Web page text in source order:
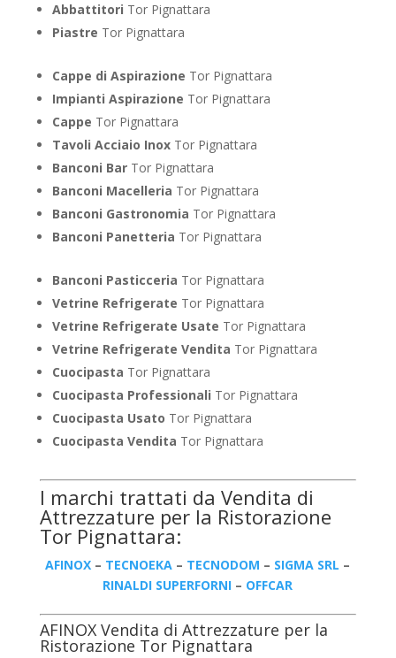
Abbattitori Tor Pignattara
Piastre Tor Pignattara
Cappe di Aspirazione Tor Pignattara
Impianti Aspirazione Tor Pignattara
Cappe Tor Pignattara
Tavoli Acciaio Inox Tor Pignattara
Banconi Bar Tor Pignattara
Banconi Macelleria Tor Pignattara
Banconi Gastronomia Tor Pignattara
Banconi Panetteria Tor Pignattara
Banconi Pasticceria Tor Pignattara
Vetrine Refrigerate Tor Pignattara
Vetrine Refrigerate Usate Tor Pignattara
Vetrine Refrigerate Vendita Tor Pignattara
Cuocipasta Tor Pignattara
Cuocipasta Professionali Tor Pignattara
Cuocipasta Usato Tor Pignattara
Cuocipasta Vendita Tor Pignattara
I marchi trattati da Vendita di
Attrezzature per la Ristorazione
Tor Pignattara:
AFINOX – TECNOEKA – TECNODOM – SIGMA SRL –
RINALDI SUPERFORNI – OFFCAR
AFINOX Vendita di Attrezzature per la
Ristorazione Tor Pignattara